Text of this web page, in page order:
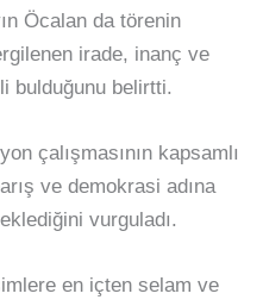
Öcalan da törenin
irade, inanç ve
bulduğunu belirtti.
çalışmasının kapsamlı
ve demokrasi adına
vurguladı.
en içten selam ve